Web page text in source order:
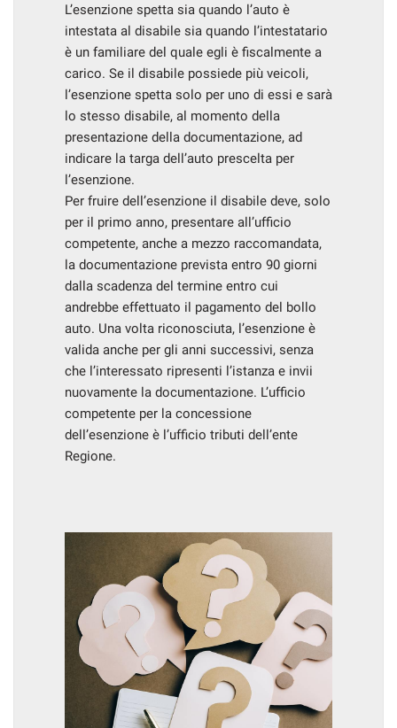
L’esenzione spetta sia quando l’auto è
intestata al disabile sia quando l’intestatario
è un familiare del quale egli è fiscalmente a
carico. Se il disabile possiede più veicoli,
l’esenzione spetta solo per uno di essi e sarà
lo stesso disabile, al momento della
presentazione della documentazione, ad
indicare la targa dell’auto prescelta per
l’esenzione.
Per fruire dell’esenzione il disabile deve, solo
per il primo anno, presentare all’ufficio
competente, anche a mezzo raccomandata,
la documentazione prevista entro 90 giorni
dalla scadenza del termine entro cui
andrebbe effettuato il pagamento del bollo
auto. Una volta riconosciuta, l’esenzione è
valida anche per gli anni successivi, senza
che l’interessato ripresenti l’istanza e invii
nuovamente la documentazione. L’ufficio
competente per la concessione
dell’esenzione è l’ufficio tributi dell’ente
Regione.